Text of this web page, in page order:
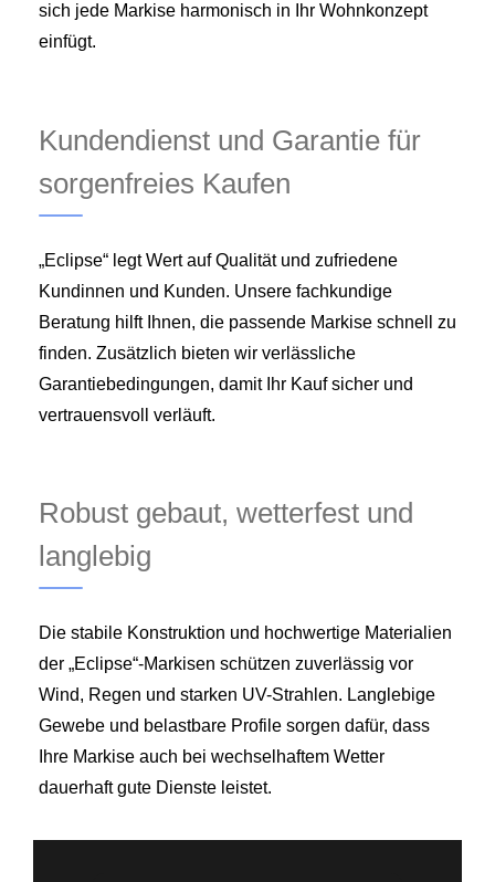
sich jede Markise harmonisch in Ihr Wohnkonzept
einfügt.
Kundendienst und Garantie für
sorgenfreies Kaufen
„Eclipse“ legt Wert auf Qualität und zufriedene
Kundinnen und Kunden. Unsere fachkundige
Beratung hilft Ihnen, die passende Markise schnell zu
finden. Zusätzlich bieten wir verlässliche
Garantiebedingungen, damit Ihr Kauf sicher und
vertrauensvoll verläuft.
Robust gebaut, wetterfest und
langlebig
Die stabile Konstruktion und hochwertige Materialien
der „Eclipse“-Markisen schützen zuverlässig vor
Wind, Regen und starken UV-Strahlen. Langlebige
Gewebe und belastbare Profile sorgen dafür, dass
Ihre Markise auch bei wechselhaftem Wetter
dauerhaft gute Dienste leistet.